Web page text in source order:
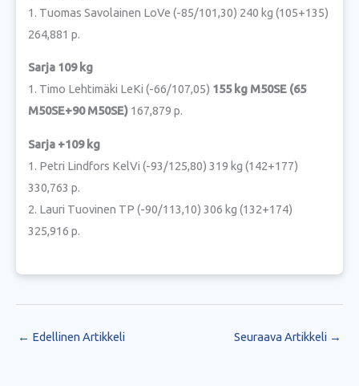
1. Tuomas Savolainen LoVe (-85/101,30) 240 kg (105+135)
264,881 p.
Sarja 109 kg
1. Timo Lehtimäki LeKi (-66/107,05) 155 kg M50SE (65
M50SE+90 M50SE)167,879 p.
Sarja +109 kg
1. Petri Lindfors KelVi (-93/125,80) 319 kg (142+177)
330,763 p.
2. Lauri Tuovinen TP (-90/113,10) 306 kg (132+174)
325,916 p.
← Edellinen Artikkeli Seuraava Artikkeli →